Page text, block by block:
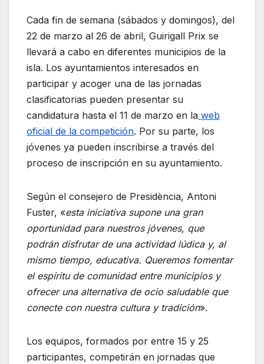
Cada fin de semana (sábados y domingos), del
22 de marzo al 26 de abril, Guirigall Prix se
llevará a cabo en diferentes municipios de la
isla. Los ayuntamientos interesados en
participar y acoger una de las jornadas
clasificatorias pueden presentar su
candidatura hasta el 11 de marzo en la web
oficial de la competición. Por su parte, los
jóvenes ya pueden inscribirse a través del
proceso de inscripción en su ayuntamiento.
Según el consejero de Presidència, Antoni
Fuster, «esta iniciativa supone una gran
oportunidad para nuestros jóvenes, que
podrán disfrutar de una actividad lúdica y, al
mismo tiempo, educativa. Queremos fomentar
el espíritu de comunidad entre municipios y
ofrecer una alternativa de ocio saludable que
conecte con nuestra cultura y tradición».
Los equipos, formados por entre 15 y 25
participantes, competirán en jornadas que